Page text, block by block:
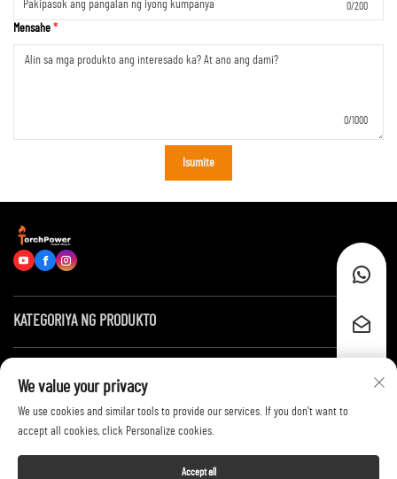
0/200
Mensahe
0/1000
Isumite
KATEGORIYA NG PRODUKTO
Makipag-ugnayan Sa Amin
We value your privacy
We use cookies and similar tools to provide our services. If you don't want to
accept all cookies, click Personalize cookies.
Accept all